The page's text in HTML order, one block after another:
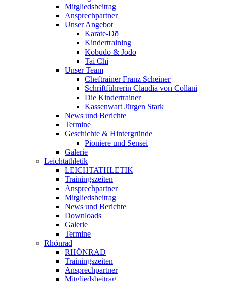
Mitgliedsbeitrag
Ansprechpartner
Unser Angebot
Karate-Dō
Kindertraining
Kobudō & Jōdō
Tai Chi
Unser Team
Cheftrainer Franz Scheiner
Schriftführerin Claudia von Collani
Die Kindertrainer
Kassenwart Jürgen Stark
News und Berichte
Termine
Geschichte & Hintergründe
Pioniere und Sensei
Galerie
Leichtathletik
LEICHTATHLETIK
Trainingszeiten
Ansprechpartner
Mitgliedsbeitrag
News und Berichte
Downloads
Galerie
Termine
Rhönrad
RHÖNRAD
Trainingszeiten
Ansprechpartner
Mitgliedsbeitrag